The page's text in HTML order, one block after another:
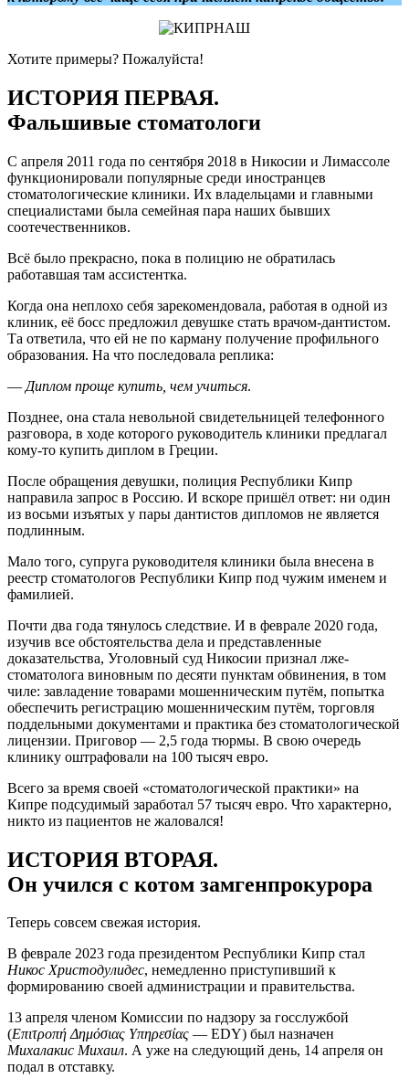
Хотите примеры? Пожалуйста!
ИСТОРИЯ ПЕРВАЯ.
Фальшивые стоматологи
С апреля 2011 года по сентября 2018 в Никосии и Лимассоле
функционировали популярные среди иностранцев
стоматологические клиники. Их владельцами и главными
специалистами была семейная пара наших бывших
соотечественников.
Всё было прекрасно, пока в полицию не обратилась
работавшая там ассистентка.
Когда она неплохо себя зарекомендовала, работая в одной из
клиник, её босс предложил девушке стать врачом-дантистом.
Та ответила, что ей не по карману получение профильного
образования. На что последовала реплика:
— Диплом проще купить, чем учиться.
Позднее, она стала невольной свидетельницей телефонного
разговора, в ходе которого руководитель клиники предлагал
кому-то купить диплом в Греции.
После обращения девушки, полиция Республики Кипр
направила запрос в Россию. И вскоре пришёл ответ: ни один
из восьми изъятых у пары дантистов дипломов не является
подлинным.
Мало того, супруга руководителя клиники была внесена в
реестр стоматологов Республики Кипр под чужим именем и
фамилией.
Почти два года тянулось следствие. И в феврале 2020 года,
изучив все обстоятельства дела и представленные
доказательства, Уголовный суд Никосии признал лже-
стоматолога виновным по десяти пунктам обвинения, в том
чиле: завладение товарами мошенническим путём, попытка
обеспечить регистрацию мошенническим путём, торговля
поддельными документами и практика без стоматологической
лицензии. Приговор — 2,5 года тюрмы. В свою очередь
клинику оштрафовали на 100 тысяч евро.
Всего за время своей «стоматологической практики» на
Кипре подсудимый заработал 57 тысяч евро. Что характерно,
никто из пациентов не жаловался!
ИСТОРИЯ ВТОРАЯ.
Он учился с котом замгенпрокурора
Теперь совсем свежая история.
В феврале 2023 года президентом Республики Кипр стал
Никос Христодулидес, немедленно приступивший к
формированию своей администрации и правительства.
13 апреля членом Комиссии по надзору за госслужбой
(Επιτροπή Δημόσιας Υπηρεσίας — EDY) был назначен
Михалакис Михаил. А уже на следующий день, 14 апреля он
подал в отставку.